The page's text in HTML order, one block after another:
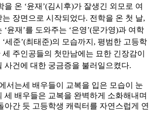
을 온 ‘윤재’(김시후)가 잘생긴 외모로 여
장면으로 시작되었다. 전학을 온 첫 날,
윤재’를 도와주는 ‘은영’(문가영)과 여학
세준’(최태준)의 모습까지, 평범한 고등학
주인공들의 첫만남에는 묘한 긴장감이
사건에 대한 궁금증을 불러일으켰다.
서는세 배우들이 교복을 입은 모습이 눈
세 배우들은 교복을 완벽하게 소화해내며
아간 듯 고등학생 캐릭터를 자연스럽게 연